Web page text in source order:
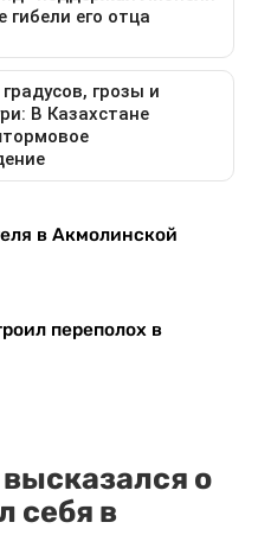
в Акмолинской
переполох в
о
себя в